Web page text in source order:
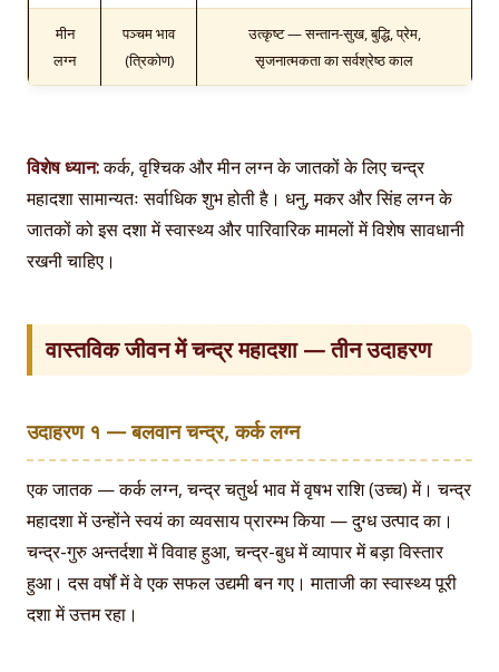
मीन
लग्न
पञ्चम भाव
(त्रिकोण)
उत्कृष्ट — सन्तान-सुख, बुद्धि, प्रेम,
सृजनात्मकता का सर्वश्रेष्ठ काल
विशेष ध्यान:कर्क, वृश्चिक और मीन लग्न के जातकों के लिए चन्द्र
महादशा सामान्यतः सर्वाधिक शुभ होती है। धनु, मकर और सिंह लग्न के
जातकों को इस दशा में स्वास्थ्य और पारिवारिक मामलों में विशेष सावधानी
रखनी चाहिए।
वास्तविक जीवन में चन्द्र महादशा — तीन उदाहरण
उदाहरण १ — बलवान चन्द्र, कर्क लग्न
एक जातक — कर्क लग्न, चन्द्र चतुर्थ भाव में वृषभ राशि (उच्च) में। चन्द्र
महादशा में उन्होंने स्वयं का व्यवसाय प्रारम्भ किया — दुग्ध उत्पाद का।
चन्द्र-गुरु अन्तर्दशा में विवाह हुआ, चन्द्र-बुध में व्यापार में बड़ा विस्तार
हुआ। दस वर्षों में वे एक सफल उद्यमी बन गए। माताजी का स्वास्थ्य पूरी
दशा में उत्तम रहा।